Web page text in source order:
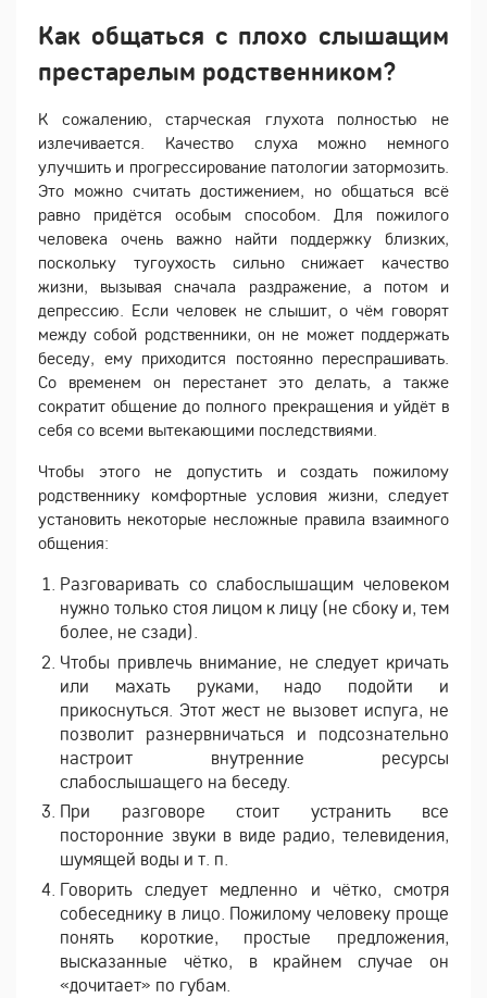
Как общаться с плохо слышащим
престарелым родственником?
К сожалению, старческая глухота полностью не
излечивается. Качество слуха можно немного
улучшить и прогрессирование патологии затормозить.
Это можно считать достижением, но общаться всё
равно придётся особым способом. Для пожилого
человека очень важно найти поддержку близких,
поскольку тугоухость сильно снижает качество
жизни, вызывая сначала раздражение, а потом и
депрессию. Если человек не слышит, о чём говорят
между собой родственники, он не может поддержать
беседу, ему приходится постоянно переспрашивать.
Со временем он перестанет это делать, а также
сократит общение до полного прекращения и уйдёт в
себя со всеми вытекающими последствиями.
Чтобы этого не допустить и создать пожилому
родственнику комфортные условия жизни, следует
установить некоторые несложные правила взаимного
общения:
Разговаривать со слабослышащим человеком
нужно только стоя лицом к лицу (не сбоку и, тем
более, не сзади).
Чтобы привлечь внимание, не следует кричать
или махать руками, надо подойти и
прикоснуться. Этот жест не вызовет испуга, не
позволит разнервничаться и подсознательно
настроит внутренние ресурсы
слабослышащего на беседу.
При разговоре стоит устранить все
посторонние звуки в виде радио, телевидения,
шумящей воды и т. п.
Говорить следует медленно и чётко, смотря
собеседнику в лицо. Пожилому человеку проще
понять короткие, простые предложения,
высказанные чётко, в крайнем случае он
«дочитает» по губам.